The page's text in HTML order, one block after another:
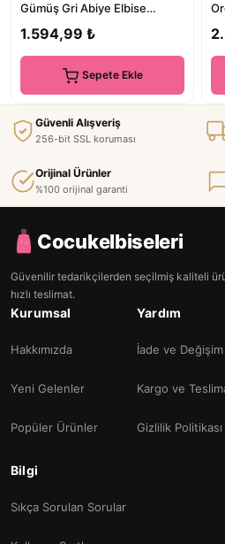
Gümüş Gri Abiye Elbise
1.594,99 ₺
Sepete Ekle
Güvenli Alışveriş
256-bit SSL koruması
Orijinal Ürünler
%100 orijinal garanti
Cocukelbiseleri
Güvenilir tedarikçilerden seçilmiş kaliteli
hızlı teslimat.
Kurumsal
Hakkımızda
Yeni Gelenler
Popüler Ürünler
Yardım
İade ve Değişim
Kargo ve
Gizlilik Politikası
Bilgi
Sıkça Sorulan Sorular